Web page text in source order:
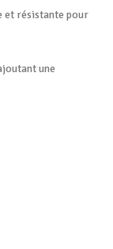
et résistante pour
une